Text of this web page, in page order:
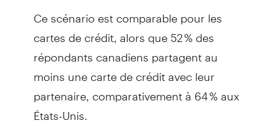
Ce scénario est comparable pour les
cartes de crédit, alors que 52 % des
répondants canadiens partagent au
moins une carte de crédit avec leur
partenaire, comparativement à 64 % aux
États-Unis.